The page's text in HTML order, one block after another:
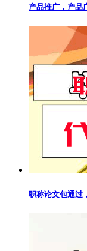
产品推广，产品
职称论文包通过